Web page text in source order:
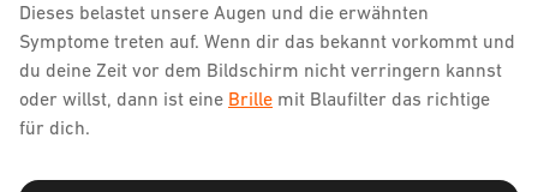
Dieses belastet unsere Augen und die erwähnten
Symptome treten auf. Wenn dir das bekannt vorkommt und
du deine Zeit vor dem Bildschirm nicht verringern kannst
oder willst, dann ist eine Brille mit Blaufilter das richtige
für dich.